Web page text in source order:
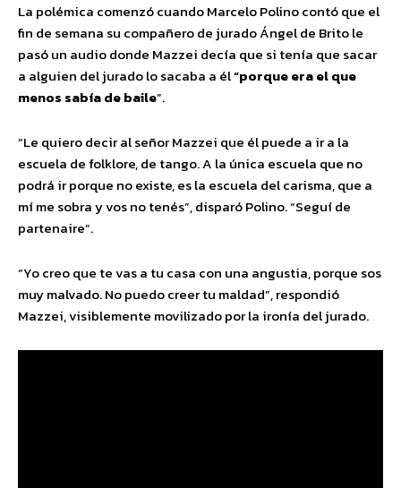
La polémica comenzó cuando Marcelo Polino contó que el
fin de semana su compañero de jurado Ángel de Brito le
pasó un audio donde Mazzei decía que si tenía que sacar
a alguien del jurado lo sacaba a él“porque era el que
menos sabía de baile”.
“Le quiero decir al señor Mazzei que él puede a ir a la
escuela de folklore, de tango. A la única escuela que no
podrá ir porque no existe, es la escuela del carisma, que a
mí me sobra y vos no tenés”, disparó Polino. “Seguí de
partenaire”.
“Yo creo que te vas a tu casa con una angustia, porque sos
muy malvado. No puedo creer tu maldad”, respondió
Mazzei, visiblemente movilizado por la ironía del jurado.